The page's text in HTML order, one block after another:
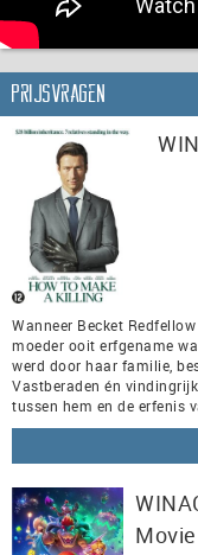
Prijsvragen
Wanneer Becket
moeder ooit erfgename
werd door haar familie,
Vastberaden én
tussen hem en de erfenis
Movie